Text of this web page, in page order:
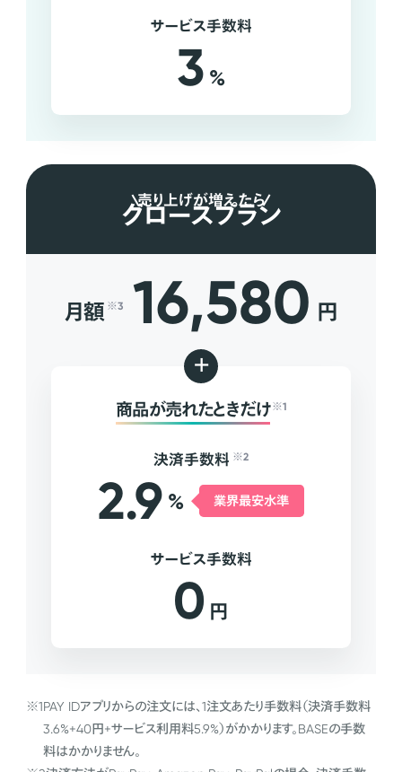
サービス手数料
3 %
売り上げが増えたら
グロースプラン
月額 ※3 16,580 円
+
商品が売れたときだけ ※1
決済手数料 ※2
2.9 % 業界最安水準
サービス手数料
0 円
※1PAY IDアプリからの注文には、1注文あたり手数料（決済手数料
3.6%+40円+サービス利用料5.9%）がかかります。BASEの手数
料はかかりません。